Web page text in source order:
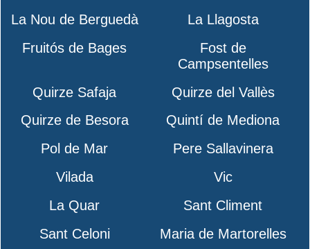
La Nou de Berguedà
La Llagosta
Fruitós de Bages
Fost de
Campsentelles
Quirze Safaja
Quirze del Vallès
Quirze de Besora
Quintí de Mediona
Pol de Mar
Pere Sallavinera
Vilada
Vic
La Quar
Sant Climent
Sant Celoni
Maria de Martorelles